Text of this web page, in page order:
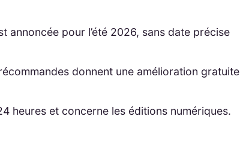
annoncée pour l’été 2026, sans date précise
donnent une amélioration gratuite
heures et concerne les éditions numériques.